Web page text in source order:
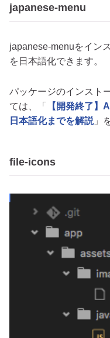
japanese-menu
japanese-menuをイン
を日本語化できます。
パッケージのインスト
ては、「
【開発終了】
日本語化までを解説」
file-icons